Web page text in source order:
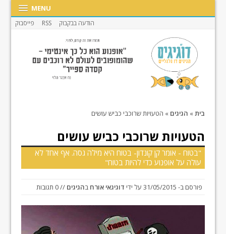
MENU
הודעה בבקבוק RSS פייסבוק
בית » הגיגים » הטעויות שרוכבי כביש עושים
הטעויות שרוכבי כביש עושים
"בטוח - אומר קן קונדון- בטוח היא מילה גסה. אף אחד לא
עולה על אופנוע כדי להיות בטוח"
פורסם ב- 31/05/2015 על ידי דוגיגאי אורח בהגיגים // 0 תגובות